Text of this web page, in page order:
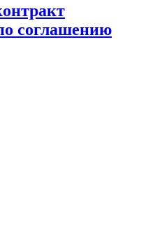
соглашению